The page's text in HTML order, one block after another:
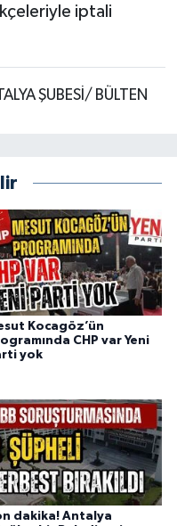
iptali
ŞUBESİ/ BÜLTEN
Kocagöz’ün
CHP var Yeni
yok
dakika! Antalya